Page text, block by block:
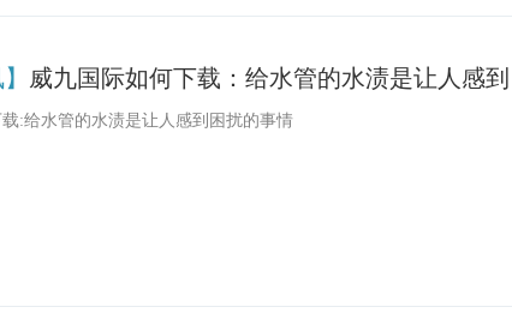
威九国际如何下载：给水管的水渍是让人感到
:给水管的水渍是让人感到困扰的事情